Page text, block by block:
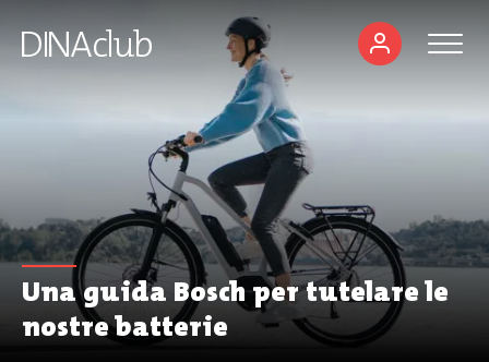
Una guida Bosch per tutelare le
nostre batterie